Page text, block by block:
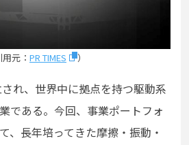
用元： PR TIMES ）
れ、世界中に拠点を持つ駆動系
である。今回、事業ポートフォ
、長年培ってきた摩擦・振動・